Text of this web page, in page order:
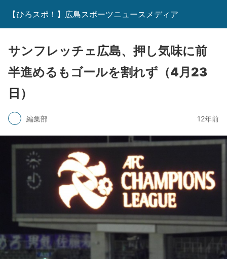
【ひろスポ！】広島スポーツニュースメディア
サンフレッチェ広島、押し気味に前
半進めるもゴールを割れず（4月23
日）
編集部 12年前